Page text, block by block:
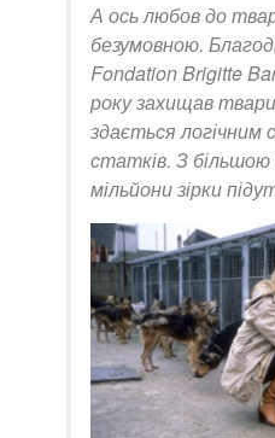
А ось любов до
безумовною.
Fondation Brigitte
року захищав
здається логічним
статків. З більшою
мільйони зірки